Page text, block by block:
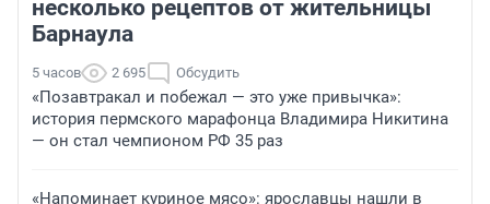
несколько рецептов от жительницы
Барнаула
5 часов 2 695 Обсудить
«Позавтракал и побежал — это уже привычка»:
история пермского марафонца Владимира Никитина
— он стал чемпионом РФ 35 раз
«Напоминает куриное мясо»: ярославцы нашли в